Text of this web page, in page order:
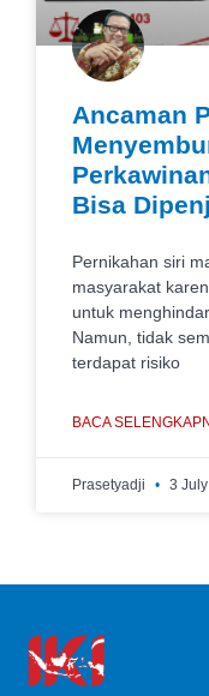
Ancaman
Bisa
Pernikahan siri
masyarakat
untuk
Namun, tidak
terdapat risiko
BACA
Prasetyadji 3